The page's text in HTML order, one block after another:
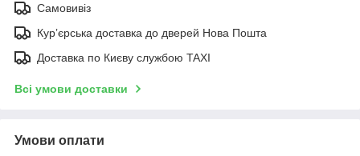
Самовивіз
Курʼєрська доставка до дверей Нова Пошта
Доставка по Києву службою TAXI
Всі умови доставки
Умови оплати